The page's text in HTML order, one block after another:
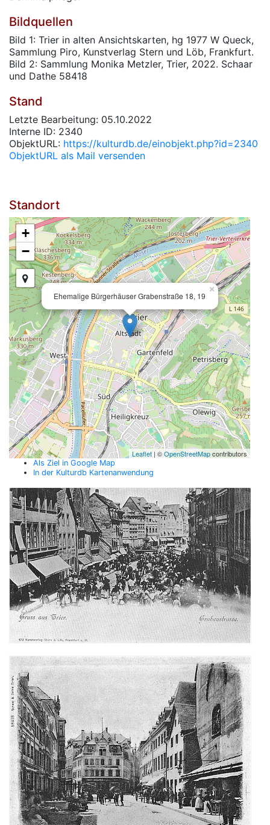
Bildquellen
Bild 1: Trier in alten Ansichtskarten, hg 1977 W Queck,
Sammlung Piro, Kunstverlag Stern und Löb, Frankfurt.
Bild 2: Sammlung Monika Metzler, Trier, 2022. Schaar
und Dathe 58418
Stand
Letzte Bearbeitung: 05.10.2022
Interne ID: 2340
ObjektURL: https://kulturdb.de/einobjekt.php?id=2340
ObjektURL als Mail versenden
Standort
Ehemalige Bürgerhäuser Grabenstraße 18, 19
×
+
−
Leaflet| ©OpenStreetMapcontributors
Als Ziel in Google Map
In der Kulturdb Kartenanwendung